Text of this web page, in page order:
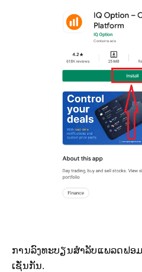
ການລົງທະບຽນສຳລັບແພລດຟອ
ເຊັ່ນກັນ.